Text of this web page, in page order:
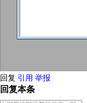
回复 引用 举报
回复本条